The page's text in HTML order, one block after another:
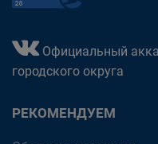
Официальный
городского округа
РЕКОМЕНДУЕМ